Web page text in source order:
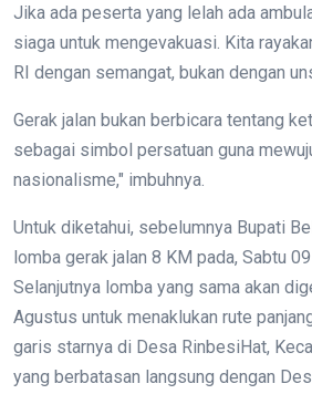
Jika ada peserta yang lelah ada
siaga untuk mengevakuasi. Kita
RI dengan semangat, bukan dengan
Gerak jalan bukan berbicara tentang
sebagai simbol persatuan guna
nasionalisme," imbuhnya.
Untuk diketahui, sebelumnya Bupati
lomba gerak jalan 8 KM pada, Sabtu
Selanjutnya lomba yang sama akan
Agustus untuk menaklukan rute
garis starnya di Desa RinbesiHat,
yang berbatasan langsung dengan